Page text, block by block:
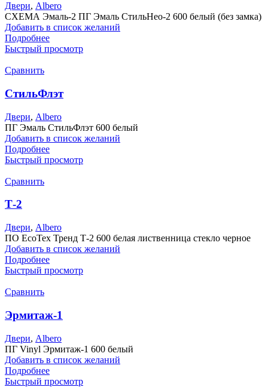
Двери, Albero
СХЕМА Эмаль-2 ПГ Эмаль СтильНео-2 600 белый (без замка)
Добавить в список желаний
Подробнее
Быстрый просмотр
Сравнить
СтильФлэт
Двери, Albero
ПГ Эмаль СтильФлэт 600 белый
Добавить в список желаний
Подробнее
Быстрый просмотр
Сравнить
Т-2
Двери, Albero
ПО EcoTex Тренд Т-2 600 белая лиственница стекло черное
Добавить в список желаний
Подробнее
Быстрый просмотр
Сравнить
Эрмитаж-1
Двери, Albero
ПГ Vinyl Эрмитаж-1 600 белый
Добавить в список желаний
Подробнее
Быстрый просмотр